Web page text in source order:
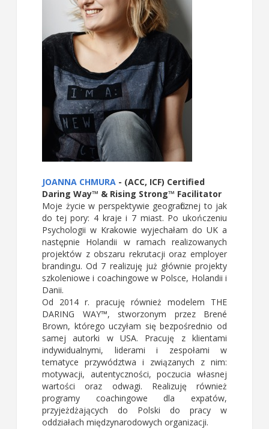
JOANNA CHMURA - (ACC, ICF) Certified
Daring Way™ & Rising Strong™ Facilitator
Moje życie w perspektywie geograficznej to jak
do tej pory: 4 kraje i 7 miast. Po ukończeniu
Psychologii w Krakowie wyjechałam do UK a
następnie Holandii w ramach realizowanych
projektów z obszaru rekrutacji oraz employer
brandingu. Od 7 realizuję już głównie projekty
szkoleniowe i coachingowe w Polsce, Holandii i
Danii.
Od 2014 r. pracuję również modelem THE
DARING WAY™, stworzonym przez Brené
Brown, którego uczyłam się bezpośrednio od
samej autorki w USA. Pracuję z klientami
indywidualnymi, liderami i zespołami w
tematyce przywództwa i związanych z nim:
motywacji, autentyczności, poczucia własnej
wartości oraz odwagi. Realizuję również
programy coachingowe dla expatów,
przyjeżdżających do Polski do pracy w
oddziałach międzynarodowych organizacji.